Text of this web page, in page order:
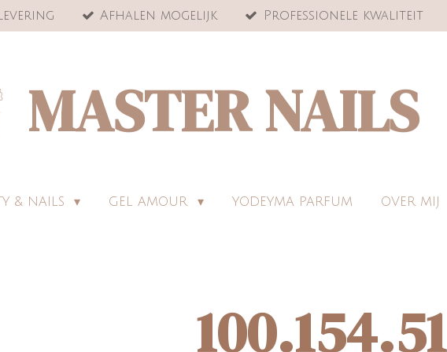
Afhalen mogelijk Professionele kwaliteit
MASTER NAILS
& NAILS GEL AMOUR YODEYMA PARFUM OVER MIJ
100.154.51